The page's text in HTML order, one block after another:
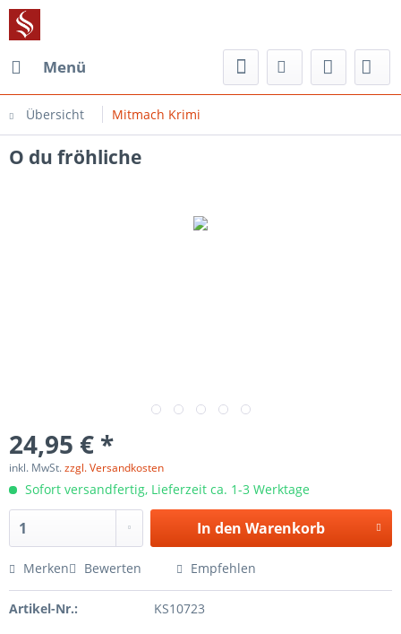
Menü
Übersicht Mitmach Krimi
O du fröhliche
24,95 € *
inkl. MwSt.zzgl. Versandkosten
Sofort versandfertig, Lieferzeit ca. 1-3 Werktage
In den Warenkorb
Merken Bewerten Empfehlen
Artikel-Nr.: KS10723